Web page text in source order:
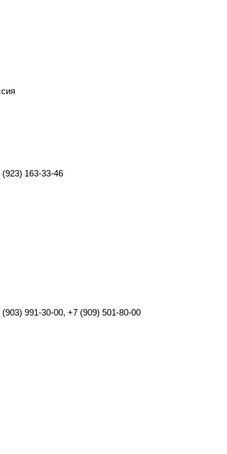
163-33-46
991-30-00, +7 (909) 501-80-00